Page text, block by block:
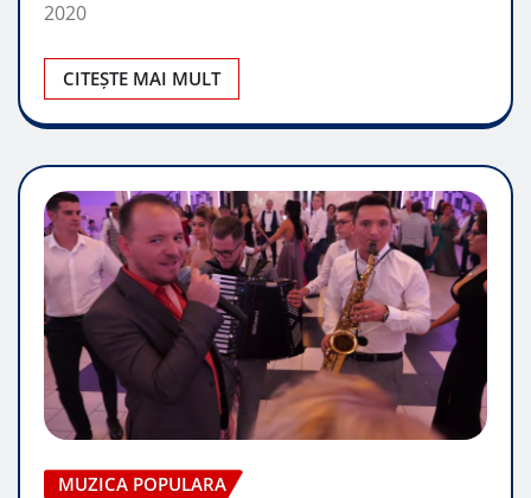
2020
CITEȘTE MAI MULT
MUZICA POPULARA